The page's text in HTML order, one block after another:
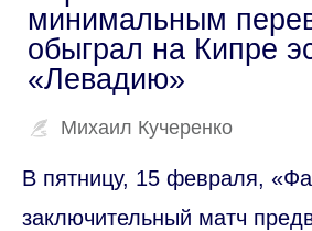
минимальным
обыграл на Кипре
«Левадию»
Михаил Кучеренко
В пятницу, 15 февраля,
заключительный матч